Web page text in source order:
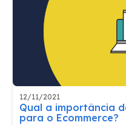
12/11/2021
Qual a importância
para o Ecommerce?